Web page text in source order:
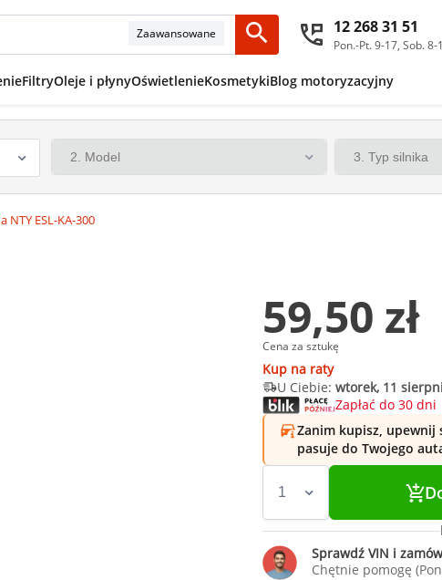
Zaawansowane 12 268 31 51
Pon.-Pt. 9-17, Sob. 8-
FiltryOleje i płynyOświetlenieKosmetykiBlog motoryzacyjny
NTY ESL-KA-300
59,50 zł
Cena za sztukę
Kup na raty
U Ciebie:wtorek, 11
Zapłać do 30 dni
Zanim kupisz, upewnij
pasuje do Twojego
Sprawdź VIN i
Chętnie pomogę